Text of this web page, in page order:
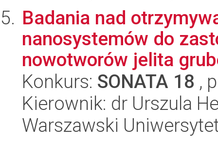
Badania nad
nanosystemów do
nowotworów jelita
Konkurs: SONATA 18 ,
Kierownik: dr Urszula
Warszawski